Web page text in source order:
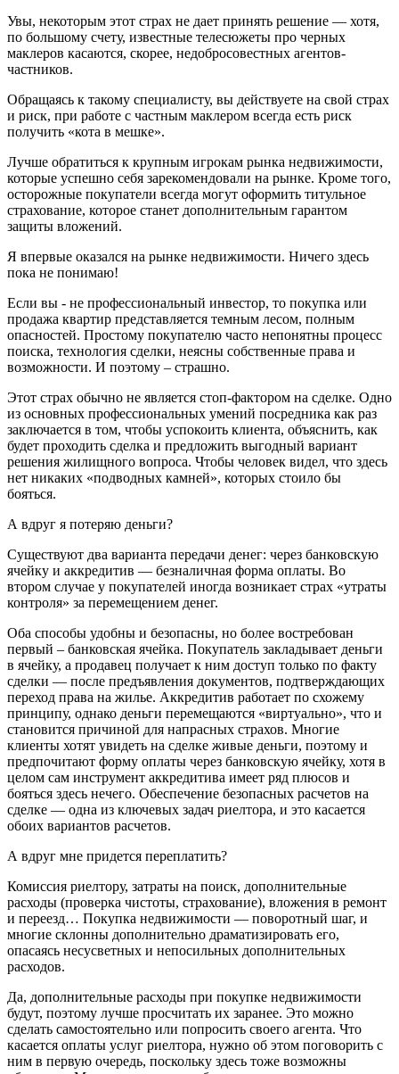
Увы, некоторым этот страх не дает принять решение — хотя,
по большому счету, известные телесюжеты про черных
маклеров касаются, скорее, недобросовестных агентов-
частников.
Обращаясь к такому специалисту, вы действуете на свой страх
и риск, при работе с частным маклером всегда есть риск
получить «кота в мешке».
Лучше обратиться к крупным игрокам рынка недвижимости,
которые успешно себя зарекомендовали на рынке. Кроме того,
осторожные покупатели всегда могут оформить титульное
страхование, которое станет дополнительным гарантом
защиты вложений.
Я впервые оказался на рынке недвижимости. Ничего здесь
пока не понимаю!
Если вы - не профессиональный инвестор, то покупка или
продажа квартир представляется темным лесом, полным
опасностей. Простому покупателю часто непонятны процесс
поиска, технология сделки, неясны собственные права и
возможности. И поэтому – страшно.
Этот страх обычно не является стоп-фактором на сделке. Одно
из основных профессиональных умений посредника как раз
заключается в том, чтобы успокоить клиента, объяснить, как
будет проходить сделка и предложить выгодный вариант
решения жилищного вопроса. Чтобы человек видел, что здесь
нет никаких «подводных камней», которых стоило бы
бояться.
А вдруг я потеряю деньги?
Существуют два варианта передачи денег: через банковскую
ячейку и аккредитив — безналичная форма оплаты. Во
втором случае у покупателей иногда возникает страх «утраты
контроля» за перемещением денег.
Оба способы удобны и безопасны, но более востребован
первый – банковская ячейка. Покупатель закладывает деньги
в ячейку, а продавец получает к ним доступ только по факту
сделки — после предъявления документов, подтверждающих
переход права на жилье. Аккредитив работает по схожему
принципу, однако деньги перемещаются «виртуально», что и
становится причиной для напрасных страхов. Многие
клиенты хотят увидеть на сделке живые деньги, поэтому и
предпочитают форму оплаты через банковскую ячейку, хотя в
целом сам инструмент аккредитива имеет ряд плюсов и
бояться здесь нечего. Обеспечение безопасных расчетов на
сделке — одна из ключевых задач риелтора, и это касается
обоих вариантов расчетов.
А вдруг мне придется переплатить?
Комиссия риелтору, затраты на поиск, дополнительные
расходы (проверка чистоты, страхование), вложения в ремонт
и переезд… Покупка недвижимости — поворотный шаг, и
многие склонны дополнительно драматизировать его,
опасаясь несусветных и непосильных дополнительных
расходов.
Да, дополнительные расходы при покупке недвижимости
будут, поэтому лучше просчитать их заранее. Это можно
сделать самостоятельно или попросить своего агента. Что
касается оплаты услуг риелтора, нужно об этом поговорить с
ним в первую очередь, поскольку здесь тоже возможны